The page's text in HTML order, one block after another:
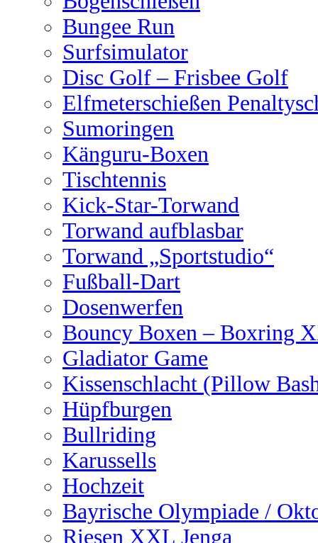
Bungee Run
Surfsimulator
Disc Golf – Frisbee Golf
Elfmeterschießen
Sumoringen
Känguru-Boxen
Tischtennis
Kick-Star-Torwand
Torwand aufblasbar
Torwand „Sportstudio“
Fußball-Dart
Dosenwerfen
Bouncy Boxen – Boxring
Gladiator Game
Kissenschlacht (Pillow
Hüpfburgen
Bullriding
Karussells
Hochzeit
Bayrische Olympiade /
Riesen XXL Jenga